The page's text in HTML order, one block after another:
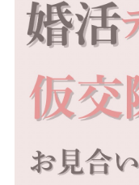
お土産までいただ